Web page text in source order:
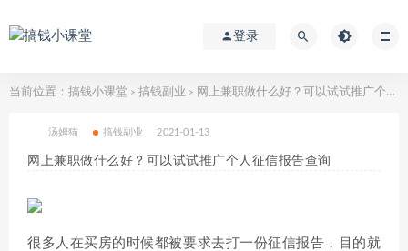
登录
当前位置： 搞钱小课堂 > 搞钱副业 > 网上兼职做什么好？可以试试推广个人征信报告查询
汤姆猫 搞钱副业 2021-01-13
网上兼职做什么好？可以试试推广个人征信报告查询
很多人在买房的时候都被要求去打一份征信报告，目的就